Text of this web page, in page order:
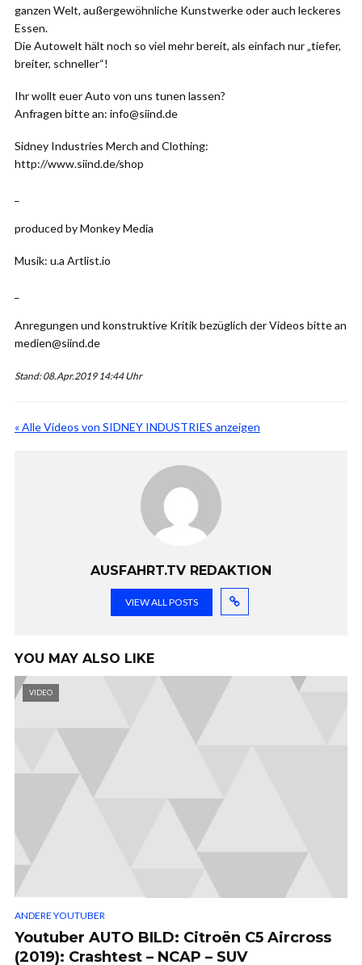
ganzen Welt, außergewöhnliche Kunstwerke oder auch leckeres
Essen.
Die Autowelt hält noch so viel mehr bereit, als einfach nur „tiefer,
breiter, schneller“!
Ihr wollt euer Auto von uns tunen lassen?
Anfragen bitte an: info@siind.de
Sidney Industries Merch and Clothing:
http://www.siind.de/shop
produced by Monkey Media
Musik: u.a Artlist.io
Anregungen und konstruktive Kritik bezüglich der Videos bitte an
medien@siind.de
Stand: 08.Apr.2019 14:44 Uhr
« Alle Videos von SIDNEY INDUSTRIES anzeigen
AUSFAHRT.TV REDAKTION
VIEW ALL POSTS
YOU MAY ALSO LIKE
VIDEO
ANDERE YOUTUBER
Youtuber AUTO BILD: Citroën C5 Aircross
(2019): Crashtest – NCAP – SUV